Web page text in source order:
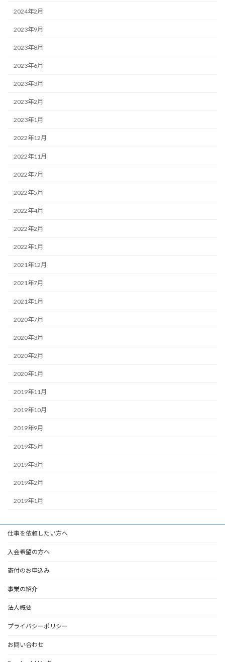
2024年2月
2023年9月
2023年8月
2023年6月
2023年3月
2023年2月
2023年1月
2022年12月
2022年11月
2022年7月
2022年5月
2022年4月
2022年2月
2022年1月
2021年12月
2021年7月
2021年1月
2020年7月
2020年3月
2020年2月
2020年1月
2019年11月
2019年10月
2019年9月
2019年5月
2019年3月
2019年2月
2019年1月
仕事を依頼したい方へ
入会希望の方へ
寄付のお申込み
事業の紹介
法人概要
プライバシーポリシー
お問い合わせ